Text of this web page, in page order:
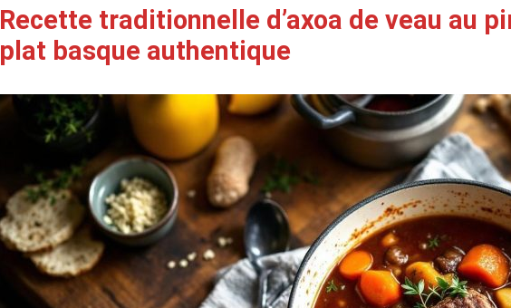
Recette traditionnelle d’axoa de veau au
plat basque authentique